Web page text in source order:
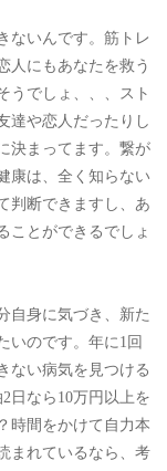
ないんです。筋トレ
人にもあなたを救う
うでしょ、、、スト
達や恋人だったりし
決まってます。繋が
康は、全く知らない
判断できますし、あ
ことができるでしょ
自身に気づき、新た
いのです。年に1回
ない病気を見つける
日なら10万円以上を
時間をかけて自力本
まれているなら、考